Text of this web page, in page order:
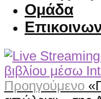
Ομάδα
Προηγούμενο